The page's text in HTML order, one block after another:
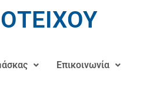
Επικοινωνία